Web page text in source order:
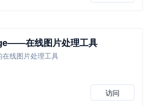
在线图片处理工具
在线图片处理工具
访问